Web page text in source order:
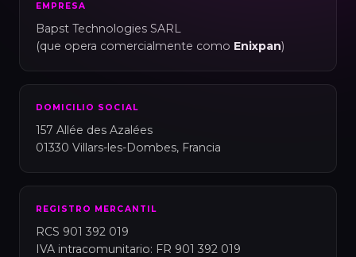
EMPRESA
Bapst Technologies SARL
(que opera comercialmente como Enixpan)
DOMICILIO SOCIAL
157 Allée des Azalées
01330 Villars-les-Dombes, Francia
REGISTRO MERCANTIL
RCS 901 392 019
IVA intracomunitario: FR 901 392 019